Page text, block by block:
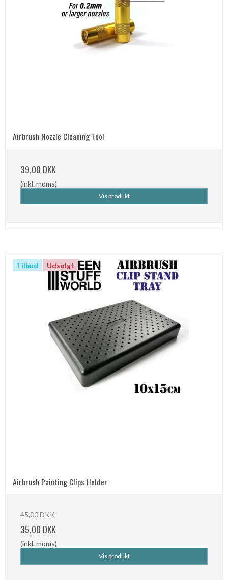
Airbrush Nozzle Cleaning Tool
39,00 DKK
(inkl. moms)
Vis produkt
Tilbud Udsolgt
Airbrush Painting Clips Holder
45,00 DKK
35,00 DKK
(inkl. moms)
Vis produkt